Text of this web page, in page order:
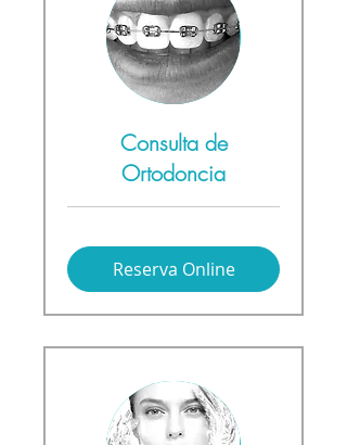
Consulta de
Ortodoncia
Reserva Online